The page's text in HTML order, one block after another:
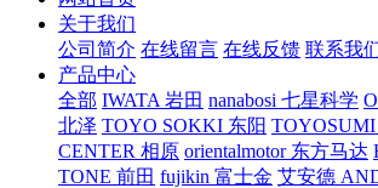
关于我们
公司简介 在线留言 在线反馈 联系我
产品中心
全部 IWATA 岩田 nanabosi 七星科学
北泽 TOYO SOKKI 东阳
CENTER 相原 orientalmotor 东方马达
TONE 前田 fujikin 富士金 艾安德